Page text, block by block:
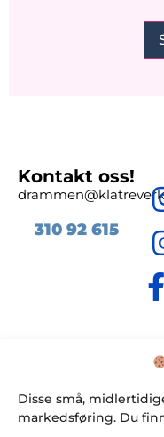
Disse små,
markedsføring. Du
Kontakt oss!
310 92615
©